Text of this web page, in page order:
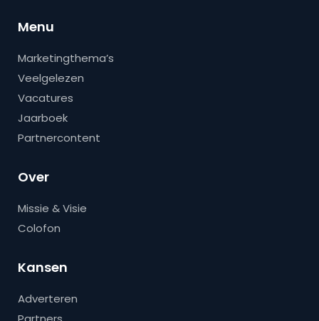
Menu
Marketingthema’s
Veelgelezen
Vacatures
Jaarboek
Partnercontent
Over
Missie & Visie
Colofon
Kansen
Adverteren